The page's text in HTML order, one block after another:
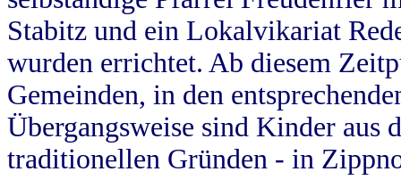
Stabitz und ein Lokalvikariat
wurden errichtet. Ab diesem
Gemeinden, in den
Übergangsweise sind Kinder aus
traditionellen Gründen - in